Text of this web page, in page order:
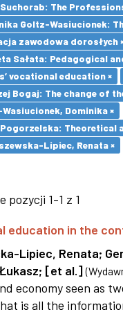
Suchorab: The
Goltz-Wasiucionek:
zawodowa dorosłych
Sałata: Pedagogical
vocational education ×
Bogaj: The change of
Dominika ×
Pogorzelska:
Lipiec, Renata ×
pozycji 1-1 z 1
education in the
Lipiec, Renata;
; [et al.] (
economy seen as
is all the